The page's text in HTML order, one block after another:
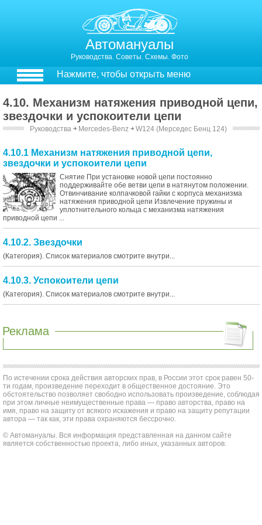
Автомануалы
Руководства. Советы. Схемы. Фото
Нажмите, чтобы открыть меню
4.10. Механизм натяжения приводной цепи,
звездочки и успокоители цепи
Руководства ￫ Mercedes-Benz ￫ W124 (Мерседес Бенц 124)
4.10.1 Механизм натяжения приводной цепи,
звездочки и успокоители цепи
Снятие При установке новой цепи постоянно
поддерживайте обе ветви цепи в натянутом положении.
Отвинчивание колпачковой гайки с корпуса механизма
натяжения приводной цепи Извлечение пружины и
уплотнительного кольца с механизма натяжения
приводной цепи ...
4.10.2. Звездочки
(Категория). Список материалов смотрите внутри...
4.10.3. Успокоители цепи
(Категория). Список материалов смотрите внутри...
Реклама
По истечении срока действия авторских прав, в России этот срок равен 50-
ти годам, произведение переходит в общественное достояние. Это
обстоятельство позволяет свободно использовать произведение, соблюдая
при этом личные неимущественные права — право авторства, право на
имя, право на защиту от всякого искажения и право на защиту репутации
автора — так как, эти права охраняются бессрочно.
© Автомануалы. Вся информация представленная на данном сайте
является собственностью проекта, либо иных, указанных авторов.